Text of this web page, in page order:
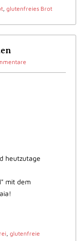
, glutenfreies Brot
heutzutage
mit dem
, glutenfreie